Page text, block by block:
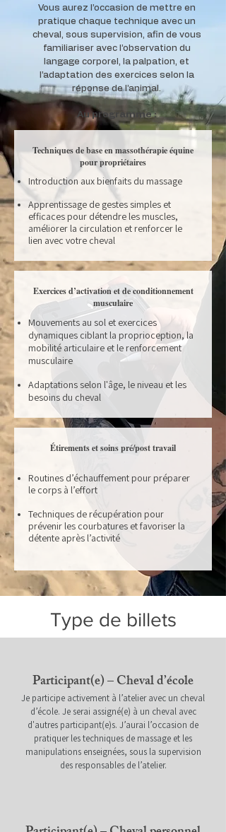
Vous aurez l’occasion de mettre en
pratique chaque technique avec un
cheval, sous supervision, afin de vous
familiariser avec l’observation du
langage corporel, la palpation, et
l’adaptation des exercices selon la
réponse de l’animal.
Au programme :
Techniques de base en massothérapie équine
pour propriétaires
Introduction aux bienfaits du massage
Apprentissage de gestes simples et
efficaces pour détendre les muscles,
améliorer la circulation et renforcer le
lien avec votre cheval
Exercices d’activation et de conditionnement
musculaire
Mouvements au sol et exercices
dynamiques ciblant la proprioception, la
mobilité articulaire et le renforcement
musculaire
Adaptations selon l'âge, le niveau et les
besoins du cheval
Étirements et soins pré/post travail
Routines d’échauffement pour préparer
le corps à l’effort
Techniques de récupération pour
prévenir les courbatures et favoriser la
détente après l’activité
Type de billets
Participant(e) – Cheval d’école
Je participe activement à l’atelier avec un cheval
d’école. Je serai assigné(e) à un cheval avec
d'autres participant(e)s. J’aurai l’occasion de
pratiquer les techniques de massage et les
manipulations enseignées, sous la supervision
des responsables de l’atelier.